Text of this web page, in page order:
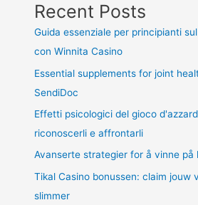
Recent Posts
Guida essenziale per principianti
con Winnita Casino
Essential supplements for joint
SendiDoc
Effetti psicologici del gioco
riconoscerli e affrontarli
Avanserte strategier for å vinne på
Tikal Casino bonussen: claim jouw
slimmer